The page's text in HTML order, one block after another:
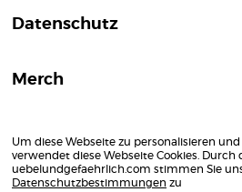
Datenschutz
Merch
Um diese Webseite zu personalisieren und
verwendet diese Webseite Cookies. Durch
uebelundgefaehrlich.com stimmen Sie
Datenschutzbestimmungen zu